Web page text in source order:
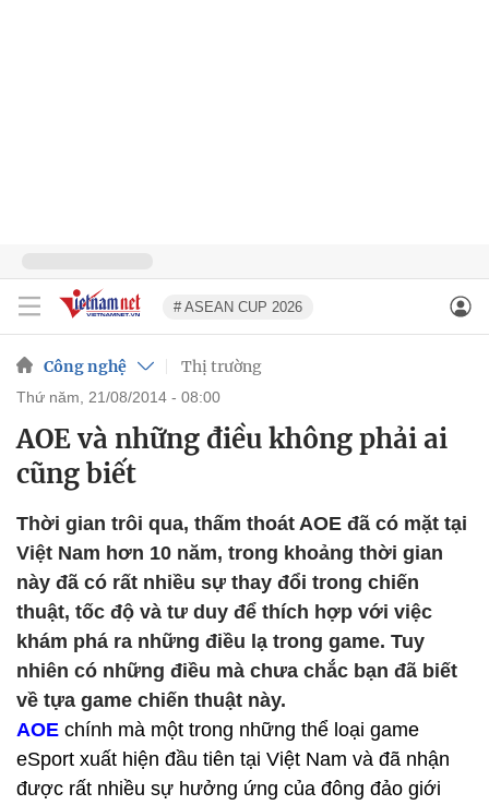
# ASEAN CUP 2026
Công nghệ Thị trường
thứ năm, 21/08/2014 - 08:00
AOE và những điều không phải ai
cũng biết
Thời gian trôi qua, thấm thoát AOE đã có mặt tại
Việt Nam hơn 10 năm, trong khoảng thời gian
này đã có rất nhiều sự thay đổi trong chiến
thuật, tốc độ và tư duy để thích hợp với việc
khám phá ra những điều lạ trong game. Tuy
nhiên có những điều mà chưa chắc bạn đã biết
về tựa game chiến thuật này.
AOE chính mà một trong những thể loại game
eSport xuất hiện đầu tiên tại Việt Nam và đã nhận
được rất nhiều sự hưởng ứng của đông đảo giới